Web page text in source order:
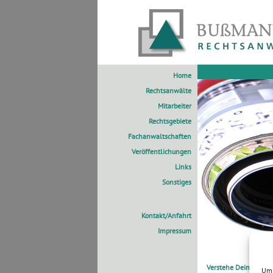
Home
Rechtsanwälte
Mitarbeiter
Rechtsgebiete
Fachanwaltschaften
Veröffentlichungen
Links
Sonstiges
Kontakt/Anfahrt
Impressum
Verstehe Deinen